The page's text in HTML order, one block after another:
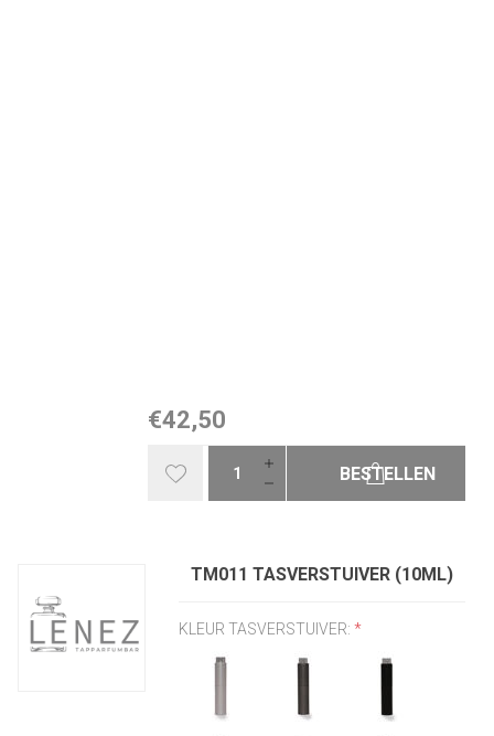
€42,50
BESTELLEN
TM011 TASVERSTUIVER (10ML)
KLEUR TASVERSTUIVER: *